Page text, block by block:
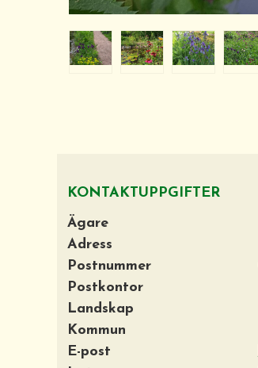
KONTAKTUPPGIFTER
Ägare
Adress
Postnummer
Postkontor
Landskap
Kommun
E-post